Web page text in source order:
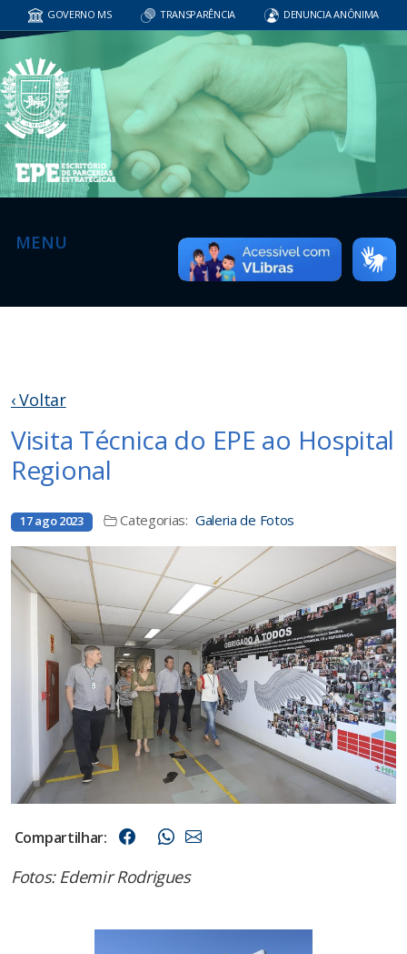
GOVERNO MS TRANSPARÊNCIA DENUNCIA ANÔNIMA
MENU
‹ Voltar
Visita Técnica do EPE ao Hospital
Regional
17 ago 2023 Categorias: Galeria de Fotos
Compartilhar:
Fotos: Edemir Rodrigues